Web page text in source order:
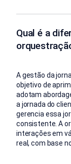
Qual é a
A gestão da
objetivo de
adotam
a jornada do
gerencia essa
consistente. A
interações em
real, com base